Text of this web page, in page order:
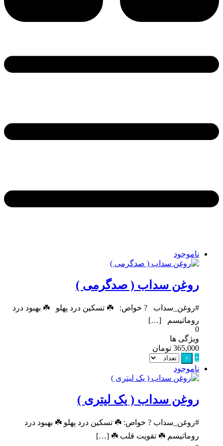
ناموجود
روغن سداب ( صدگرمی )
#روغن_سداب ? خواص: ☘️ تسکین درد پهلو ☘️ بهبود درد
روماتیسم […]
0
ویژگی ها
365,000 تومان
+
+
ناموجود
روغن سداب ( یک لیتری )
#روغن_سداب ? خواص: ☘️ تسکین درد پهلو ☘️ بهبود درد
روماتیسم ☘️ تقویت قلب ☘️ […]